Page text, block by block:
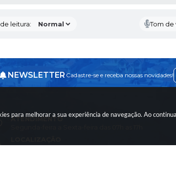
para melhorar a sua experiência de navegação. Ao
leitura: Tom de
NEWSLETTER Cadastre-se e receba nossas novidades!
Rua: Francisco Vieira da Maia - nº 10 - Cohab
ATENDIMENTO